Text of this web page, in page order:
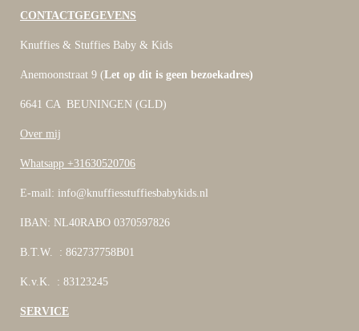
CONTACTGEGEVENS
Knuffies & Stuffies Baby & Kids
Anemoonstraat 9 (Let op dit is geen bezoekadres)
6641 CA BEUNINGEN (GLD)
Over mij
Whatsapp +31630520706
E-mail: info@knuffiesstuffiesbabykids.nl
IBAN: NL40RABO 0370597826
B.T.W. : 862737758B01
K.v.K. : 83123245
SERVICE